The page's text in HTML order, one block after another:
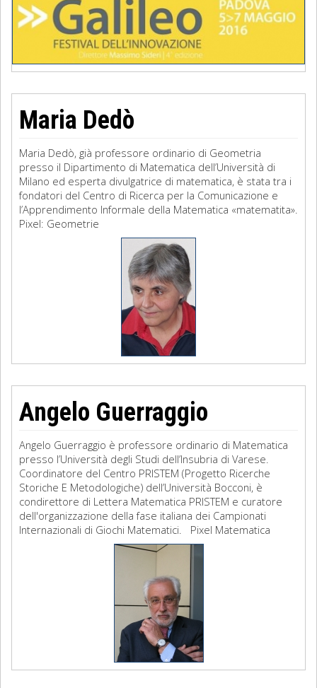
Maria Dedò
Maria Dedò, già professore ordinario di Geometria
presso il Dipartimento di Matematica dell’Università di
Milano ed esperta divulgatrice di matematica, è stata tra i
fondatori del Centro di Ricerca per la Comunicazione e
l’Apprendimento Informale della Matematica «matematita».
Pixel: Geometrie
Angelo Guerraggio
Angelo Guerraggio è professore ordinario di Matematica
presso l’Università degli Studi dell’Insubria di Varese.
Coordinatore del Centro PRISTEM (Progetto Ricerche
Storiche E Metodologiche) dell’Università Bocconi, è
condirettore di Lettera Matematica PRISTEM e curatore
dell'organizzazione della fase italiana dei Campionati
Internazionali di Giochi Matematici. Pixel Matematica